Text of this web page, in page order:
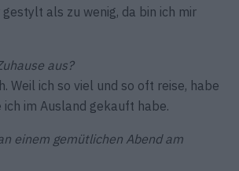
gestylt als zu wenig, da bin ich mir
aus?
Weil ich so viel und so oft reise, habe
ich im Ausland gekauft habe.
einem gemütlichen Abend am